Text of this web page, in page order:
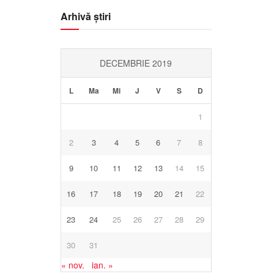
Arhivă știri
DECEMBRIE 2019
L Ma Mi J V S D
1
2 3 4 5 6 7 8
9 10 11 12 13 14 15
16 17 18 19 20 21 22
23 24 25 26 27 28 29
30 31
« nov. ian. »